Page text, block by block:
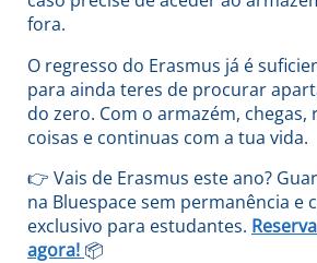
fora.
O regresso do Erasmus já é
para ainda teres de procurar
do zero. Com o armazém, chegas,
coisas e continuas com a tua vida.
👉 Vais de Erasmus este ano?
na Bluespace sem permanência e
exclusivo para estudantes.
agora! 📦